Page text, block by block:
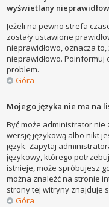
wyświetlany
Jeżeli na pewno strefa
zostały ustawione
nieprawidłowo, oznacza
nieprawidłowo. Poinformuj
problem.
Góra
Mojego języka nie ma na
Być może administrator
wersję językową albo nikt
język. Zapytaj
językowy, którego
istnieje, może spróbujesz
można znaleźć na stronie
strony tej witryny znajduje
Góra